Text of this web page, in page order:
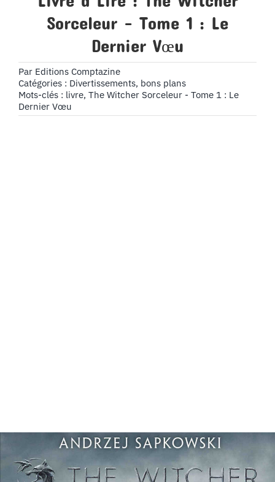
Sorceleur – Tome 1 : Le
Dernier Vœu
Par Editions Comptazine
Catégories : Divertissements, bons plans
Mots-clés : livre, The Witcher Sorceleur - Tome 1 : Le
Dernier Vœu